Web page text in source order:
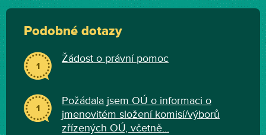
Podobné dotazy
1
Žádost o právní pomoc
1
Požádala jsem OÚ o informaci o
jmenovitém složení komisí/výborů
zřízených OÚ, včetně...